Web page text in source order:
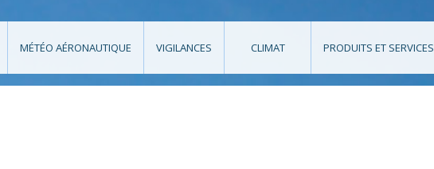
MÉTÉO AÉRONAUTIQUE VIGILANCES CLIMAT PRODUITS ET SERVICES